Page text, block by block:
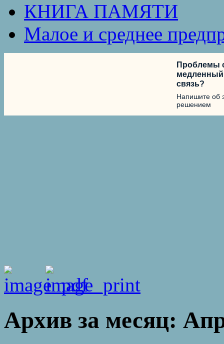
КНИГА ПАМЯТИ
Малое и среднее
Проблемы
медленный
связь?
Напишите об
решением
Архив за месяц: